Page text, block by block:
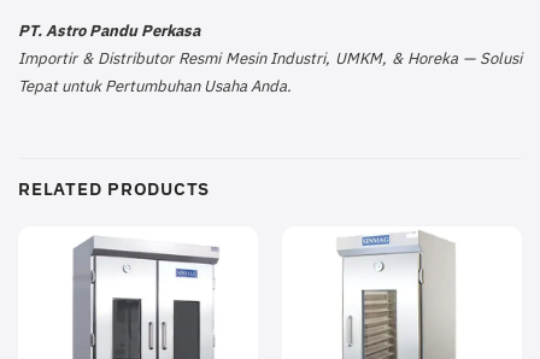
PT. Astro Pandu Perkasa
Importir & Distributor Resmi Mesin Industri, UMKM, & Horeka — Solusi
Tepat untuk Pertumbuhan Usaha Anda.
RELATED PRODUCTS